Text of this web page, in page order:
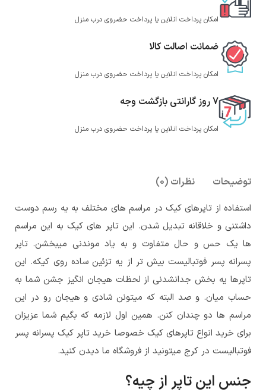
امکان پرداخت انلاین یا پرداخت حضروی درب منزل
ضمانت اصالت کالا
امکان پرداخت انلاین یا پرداخت حضروی درب منزل
7 روز گارانتی بازگشت وجه
امکان پرداخت انلاین یا پرداخت حضروی درب منزل
توضیحات نظرات (0)
استفاده از تاپرهای کیک در مراسم های مختلف به یه رسم دوست
داشتنی و خلاقانه تبدیل شدن. این تاپر های کیک به این مراسم
ها یک حس و حال متفاوت و به یاد موندنی میبخشن. تاپر
پسرانه پسر فوتبالیست بیش تر از یه تزئین ساده روی کیکه. این
تاپرها یه بخش جدانشدنی از لحظات هیجان انگیز جشن شما به
حساب میان. و صد البته که میتونن شادی و هیجان رو در این
مراسم ها دو چندان کنن. همین اول لازمه که بگیم شما عزیزان
برای خرید انواع تاپرهای کیک خصوصا خرید تاپر کیک پسرانه پسر
فوتبالیست در کرج میتونید از فروشگاه ما دیدن کنید.
جنس این تاپر از چیه؟